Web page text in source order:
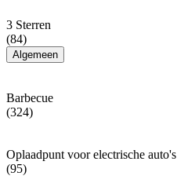
3 Sterren
(84)
Algemeen
Barbecue
(324)
Oplaadpunt voor electrische auto's
(95)